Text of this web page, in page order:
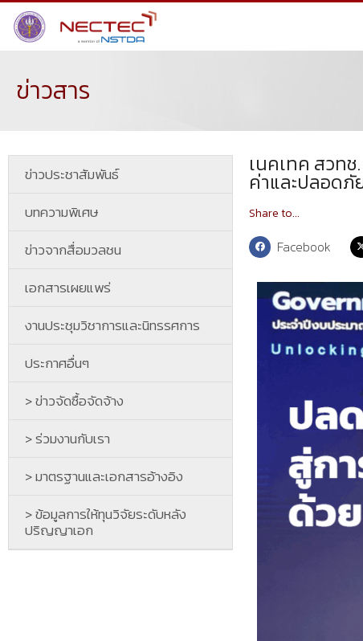
ข่าวสาร
ข่าวประชาสัมพันธ์
บทความพิเศษ
ข่าวจากสื่อมวลชน
เอกสารเผยแพร่
งานประชุมวิชาการและนิทรรศการ
ประกาศอื่นๆ
> ข่าวจัดซื้อจัดจ้าง
> ร่วมงานกับเรา
> มาตรฐานและเอกสารอ้างอิง
> ข้อมูลการให้ทุนวิจัยระดับหลัง
ปริญญาเอก
เนคเทค สวท
ค่าและปลอดภั
Share to...
Facebook